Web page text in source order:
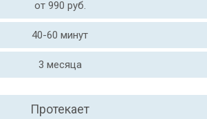
от 990 руб.
40-60 минут
3 месяца
Протекает